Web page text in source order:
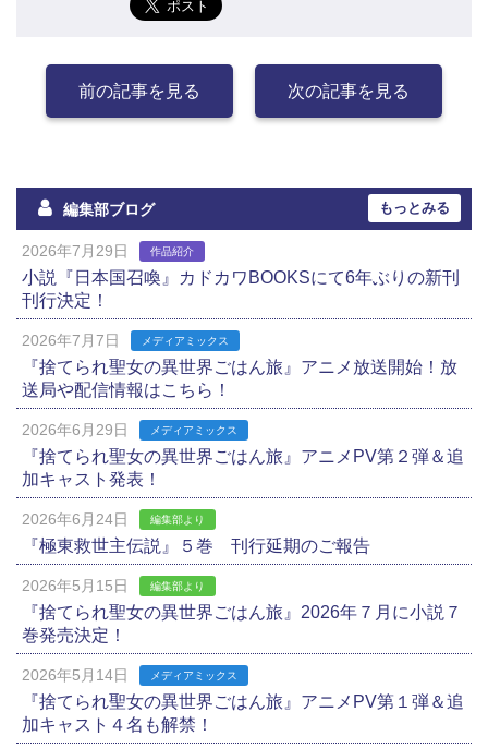
前の記事を見る 次の記事を見る
編集部ブログ もっとみる
2026年7月29日 作品紹介
小説『日本国召喚』カドカワBOOKSにて6年ぶりの新刊
刊行決定！
2026年7月7日 メディアミックス
『捨てられ聖女の異世界ごはん旅』アニメ放送開始！放
送局や配信情報はこちら！
2026年6月29日 メディアミックス
『捨てられ聖女の異世界ごはん旅』アニメPV第２弾＆追
加キャスト発表！
2026年6月24日 編集部より
『極東救世主伝説』５巻 刊行延期のご報告
2026年5月15日 編集部より
『捨てられ聖女の異世界ごはん旅』2026年７月に小説７
巻発売決定！
2026年5月14日 メディアミックス
『捨てられ聖女の異世界ごはん旅』アニメPV第１弾＆追
加キャスト４名も解禁！